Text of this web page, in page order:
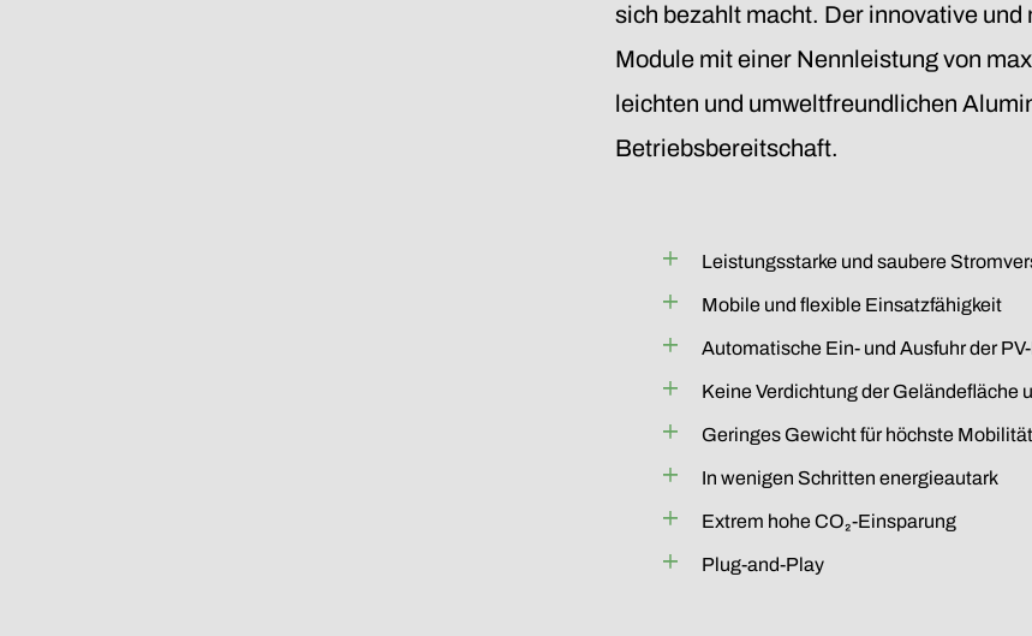
sich bezahlt macht. Der innovative
Module mit einer Nennleistung von
leichten und umweltfreundlichen
Betriebsbereitschaft.
Leistungsstarke und saubere
Mobile und flexible Einsatzfähigkeit
Automatische Ein- und Ausfuhr der
Keine Verdichtung der Geländefläche
Geringes Gewicht für höchste Mobilität
In wenigen Schritten energieautark
Extrem hohe CO₂-Einsparung
Plug-and-Play